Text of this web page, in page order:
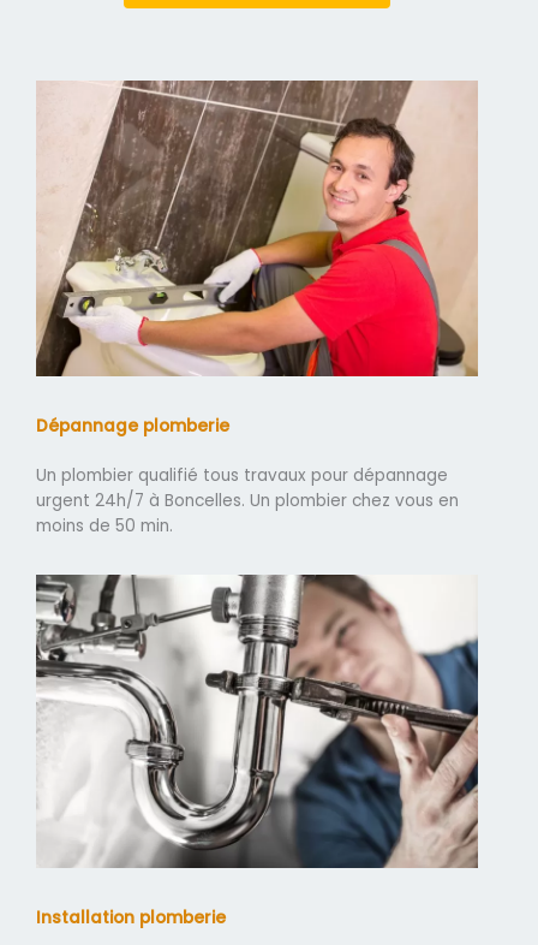
Dépannage plomberie
Un plombier qualifié tous travaux pour dépannage
urgent 24h/7 à Boncelles. Un plombier chez vous en
moins de 50 min.
Installation plomberie